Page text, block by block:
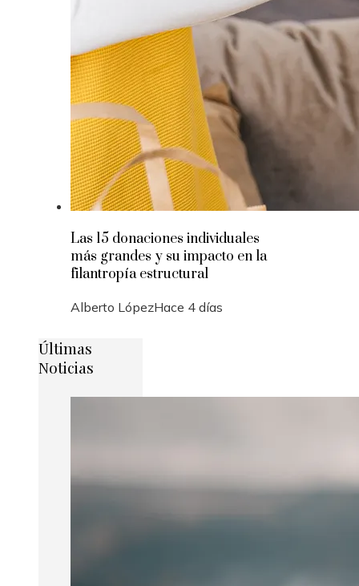
Las 15 donaciones individuales
más grandes y su impacto en la
filantropía estructural
Alberto LópezHace 4 días
Últimas
Noticias